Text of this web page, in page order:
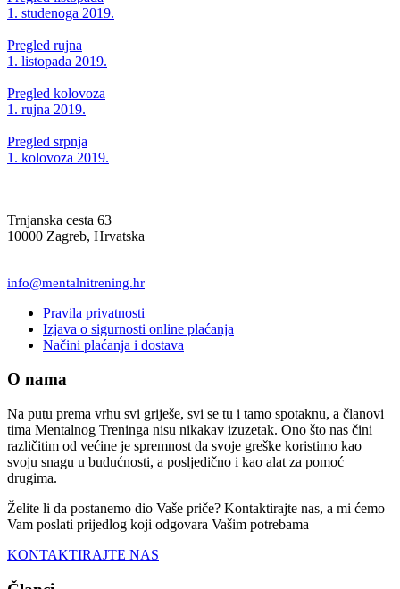
1. studenoga 2019.
Pregled rujna
1. listopada 2019.
Pregled kolovoza
1. rujna 2019.
Pregled srpnja
1. kolovoza 2019.
Trnjanska cesta 63
10000 Zagreb, Hrvatska
info@mentalnitrening.hr
Pravila privatnosti
Izjava o sigurnosti online plaćanja
Načini plaćanja i dostava
O nama
Na putu prema vrhu svi griješe, svi se tu i tamo spotaknu, a članovi
tima Mentalnog Treninga nisu nikakav izuzetak. Ono što nas čini
različitim od većine je spremnost da svoje greške koristimo kao
svoju snagu u budućnosti, a posljedično i kao alat za pomoć
drugima.
Želite li da postanemo dio Vaše priče? Kontaktirajte nas, a mi ćemo
Vam poslati prijedlog koji odgovara Vašim potrebama
KONTAKTIRAJTE NAS